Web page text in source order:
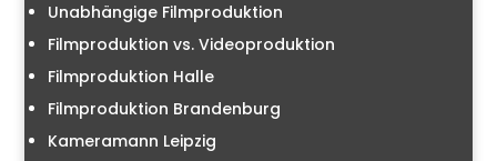
Unabhängige Filmproduktion
Filmproduktion vs. Videoproduktion
Filmproduktion Halle
Filmproduktion Brandenburg
Kameramann Leipzig